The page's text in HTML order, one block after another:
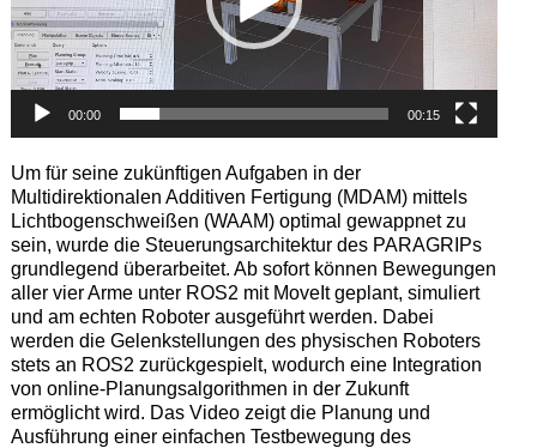
00:00 00:15
Um für seine zukünftigen Aufgaben in der
Multidirektionalen Additiven Fertigung (MDAM) mittels
Lichtbogenschweißen (WAAM) optimal gewappnet zu
sein, wurde die Steuerungsarchitektur des PARAGRIPs
grundlegend überarbeitet. Ab sofort können Bewegungen
aller vier Arme unter ROS2 mit MoveIt geplant, simuliert
und am echten Roboter ausgeführt werden. Dabei
werden die Gelenkstellungen des physischen Roboters
stets an ROS2 zurückgespielt, wodurch eine Integration
von online-Planungsalgorithmen in der Zukunft
ermöglicht wird. Das Video zeigt die Planung und
Ausführung einer einfachen Testbewegung des